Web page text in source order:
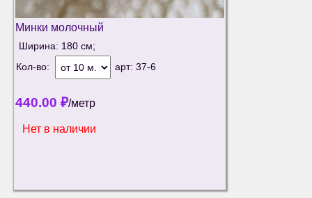
Минки молочный
Ширина: 180 см;
Кол-во:
арт: 37-6
440.00 ₽/метр
Нет в наличии